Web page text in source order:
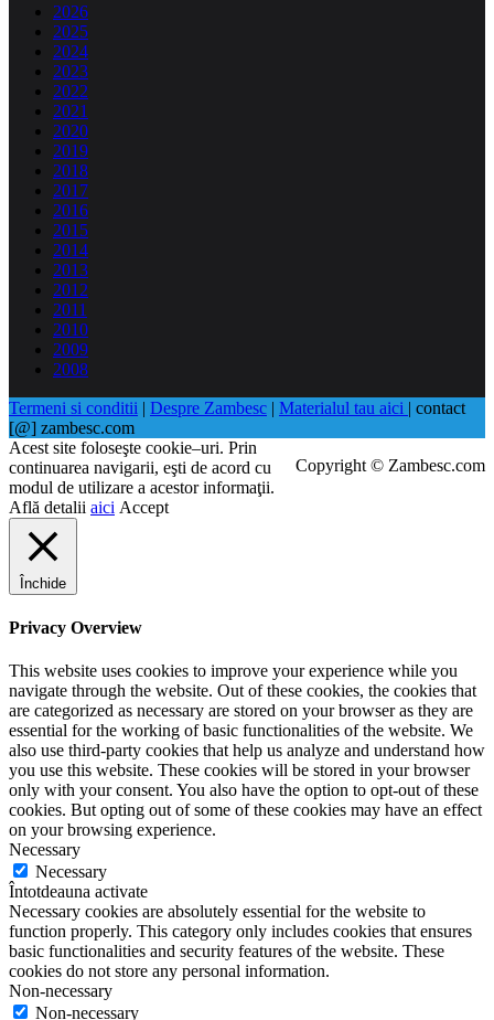
2026
2025
2024
2023
2022
2021
2020
2019
2018
2017
2016
2015
2014
2013
2012
2011
2010
2009
2008
Termeni si conditii | Despre Zambesc | Materialul tau aici | contact
[@] zambesc.com
Copyright © Zambesc.com
Acest site foloseşte cookie–uri. Prin
continuarea navigarii, eşti de acord cu
modul de utilizare a acestor informaţii.
Află detalii aici Accept
Închide
Privacy Overview
This website uses cookies to improve your experience while you
navigate through the website. Out of these cookies, the cookies that
are categorized as necessary are stored on your browser as they are
essential for the working of basic functionalities of the website. We
also use third-party cookies that help us analyze and understand how
you use this website. These cookies will be stored in your browser
only with your consent. You also have the option to opt-out of these
cookies. But opting out of some of these cookies may have an effect
on your browsing experience.
Necessary
Necessary
Întotdeauna activate
Necessary cookies are absolutely essential for the website to
function properly. This category only includes cookies that ensures
basic functionalities and security features of the website. These
cookies do not store any personal information.
Non-necessary
Non-necessary